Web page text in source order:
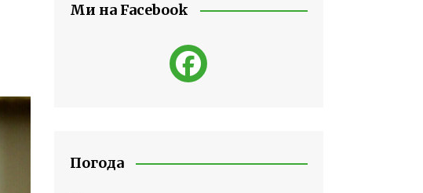
Ми на Facebook
Погода